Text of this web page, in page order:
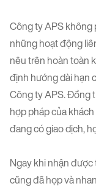
Công ty APS không
những hoạt động
nêu trên hoàn toàn
định hướng dài hạn
Công ty APS. Đồng
hợp pháp của
đang có giao dịch,
Ngay khi nhận
cũng đã họp và